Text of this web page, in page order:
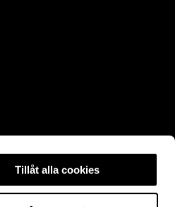
Tillåt alla cookies